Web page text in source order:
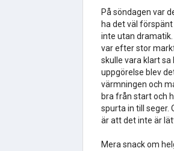
På söndagen var
ha det väl
inte utan dramatik.
var efter stor
skulle vara klart
uppgörelse blev
värmningen och
bra från start och
spurta in till seger.
är att det inte är
Mera snack om